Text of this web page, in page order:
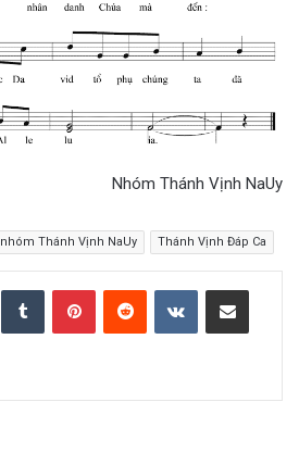
Nhóm Thánh Vịnh NaUy
nhóm Thánh Vịnh NaUy Thánh Vịnh Đáp Ca